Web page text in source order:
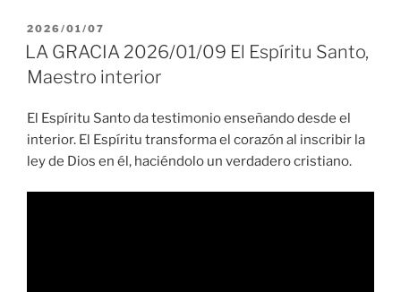
PUBLICADO
EL
2026/01/07
LA GRACIA 2026/01/09 El Espíritu Santo,
Maestro interior
El Espíritu Santo da testimonio enseñando desde el
interior. El Espíritu transforma el corazón al inscribir la
ley de Dios en él, haciéndolo un verdadero cristiano.